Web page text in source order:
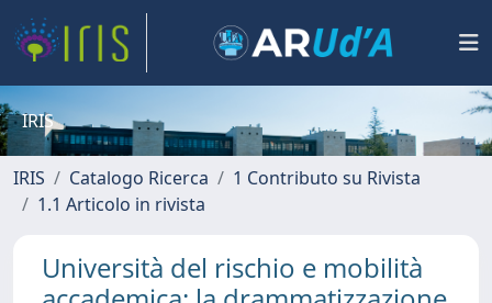
IRIS
IRIS Catalogo Ricerca
1 Contributo su Rivista
1.1 Articolo in rivista
Università del rischio e mobilità